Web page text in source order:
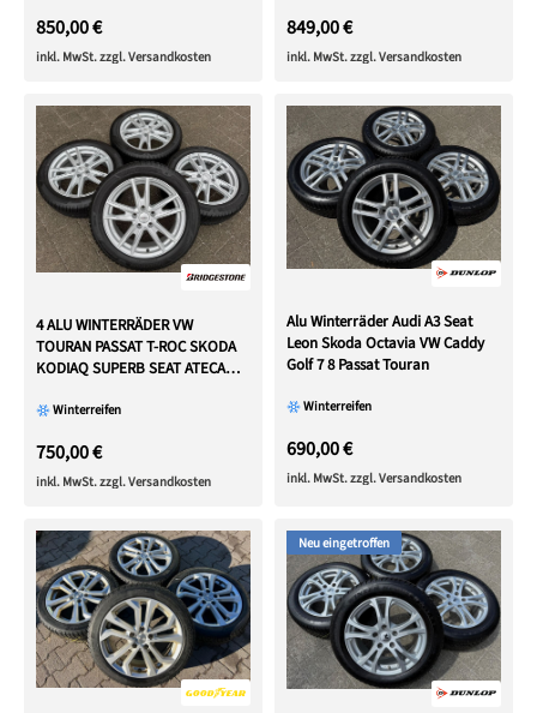
850,00 €
inkl. MwSt. zzgl. Versandkosten
849,00 €
inkl. MwSt. zzgl. Versandkosten
4 ALU WINTERRÄDER VW
TOURAN PASSAT T-ROC SKODA
KODIAQ SUPERB SEAT ATECA
Winterreifen
750,00 €
inkl. MwSt. zzgl. Versandkosten
Alu Winterräder Audi A3 Seat
Leon Skoda Octavia VW Caddy
Golf 7 8 Passat Touran
Winterreifen
690,00 €
inkl. MwSt. zzgl. Versandkosten
Neu eingetroffen